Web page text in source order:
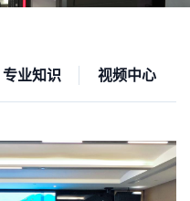
专业知识 视频中心